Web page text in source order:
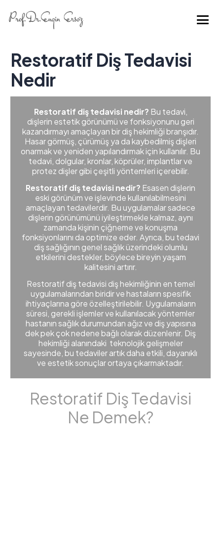
Restoratif Diş Tedavisi
Nedir
Restoratif diş tedavisi nedir? Bu tedavi,
dişlerin estetik görünümü ve fonksiyonunu geri
kazandırmayı amaçlayan bir diş hekimliği branşıdır.
Hasar görmüş, çürümüş ya da kaybedilmiş dişleri
onarmak ve yeniden yapılandırmak için kullanılır. Bu
tedavi, dolgular, kronlar, köprüler, implantlar ve
protez dişler gibi çeşitli yöntemleri içerebilir.
Restoratif diş tedavisi nedir? Esasen dişlerin
eski görünüm ve işlevinde kullanılabilmesini
amaçlayan tedavilerdir. Bu uygulamalar sadece
dişlerin görünümünü iyileştirmekle kalmaz, aynı
zamanda kişinin çiğneme ve konuşma
fonksiyonlarını da optimize eder. Ayrıca, bu tedavi
diş sağlığının genel sağlık üzerindeki olumlu
etkilerini destekler, böylece bireyin yaşam
kalitesini artırır.
Restoratif diş tedavisi diş hekimliğinin en temel
uygulamalarından biridir ve hastaların spesifik
ihtiyaçlarına göre özelleştirilebilir. Uygulamaların
süresi, gerekli işlemler ve kullanılacak yöntemler
hastanın sağlık durumundan ağız ve diş yapısına
dek pek çok nedene bağlı olarak düzenlenir. Diş
hekimliği alanındaki teknolojik gelişmeler
sayesinde, bu tedaviler artık daha etkili, dayanıklı
ve estetik sonuçlar ortaya çıkarmaktadır.
Restoratif Diş Tedavisi
Ne Demek?